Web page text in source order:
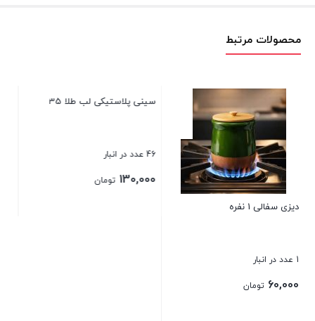
محصولات مرتبط
سینی پلاستیکی لب طلا 35 کاوه
46 عدد در انبار
130,000
پارچ پلاستیکی 1.5 لیتر ادنا
44 عدد در انبار
120,000 تومان